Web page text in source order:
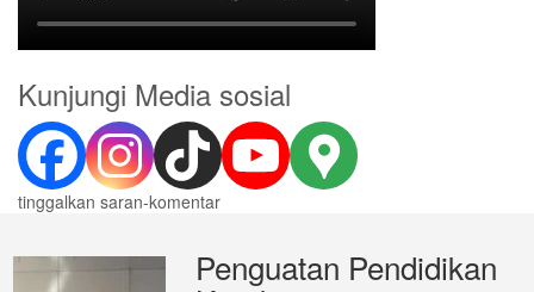
Kunjungi Media sosial
tinggalkan saran-komentar
Penguatan Pendidikan